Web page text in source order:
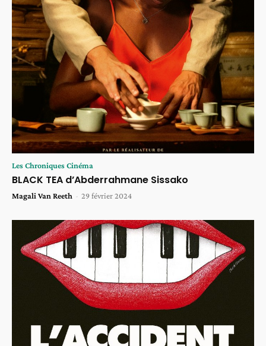
Les Chroniques Cinéma
BLACK TEA d’Abderrahmane Sissako
Magali Van Reeth - 29 février 2024